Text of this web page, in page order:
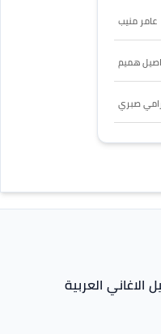
عامر منيب
اصيل هميم
رامي صبري
العربية